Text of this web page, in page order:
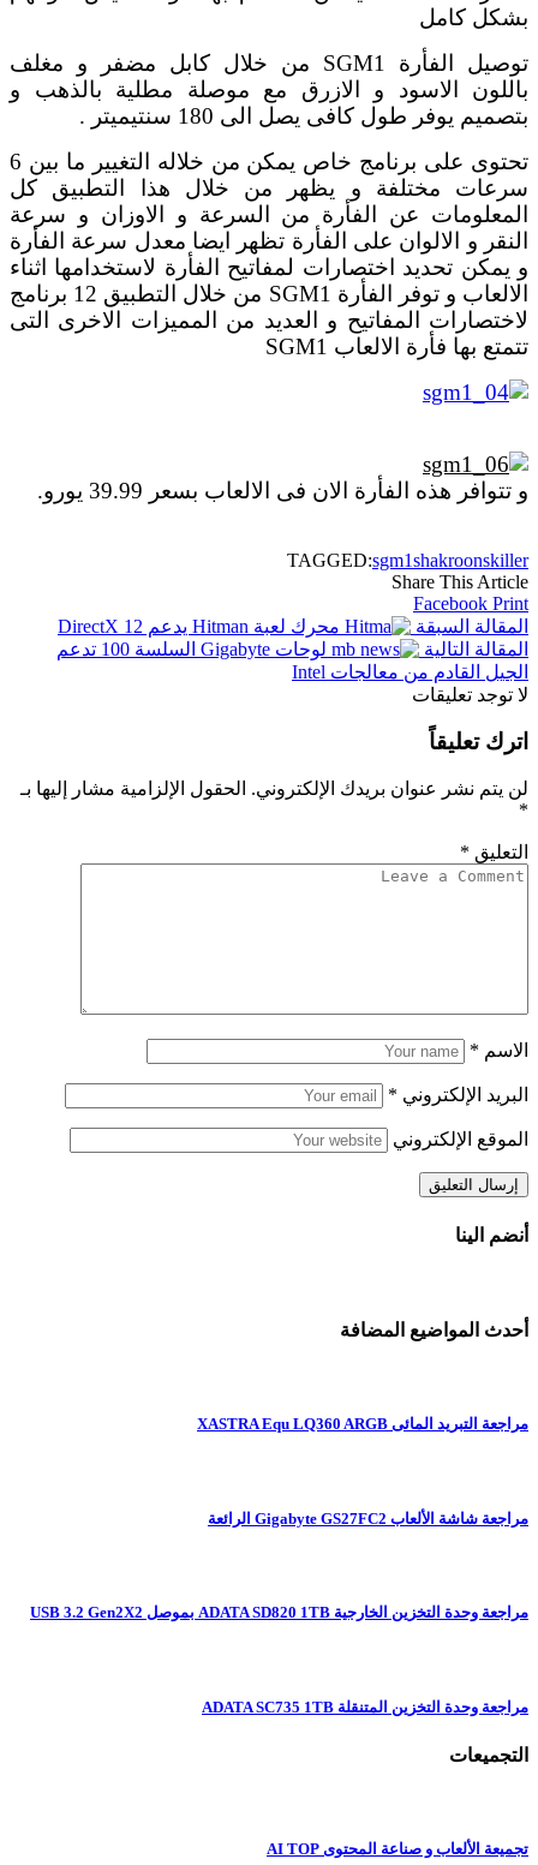
بشكل كامل
توصيل الفأرة SGM1 من خلال كابل مضفر و مغلف
باللون الاسود و الازرق مع موصلة مطلية بالذهب و
بتصميم يوفر طول كافى يصل الى 180 سنتيميتر .
تحتوى على برنامج خاص يمكن من خلاله التغيير ما بين 6
سرعات مختلفة و يظهر من خلال هذا التطبيق كل
المعلومات عن الفأرة من السرعة و الاوزان و سرعة
النقر و الالوان على الفأرة تظهر ايضا معدل سرعة الفأرة
و يمكن تحديد اختصارات لمفاتيح الفأرة لاستخدامها اثناء
الالعاب و توفر الفأرة SGM1 من خلال التطبيق 12 برنامج
لاختصارات المفاتيح و العديد من المميزات الاخرى التى
تتمتع بها فأرة الالعاب SGM1
و تتوافر هذه الفأرة الان فى الالعاب بسعر 39.99 يورو.
TAGGED:sgm1shakroonskiller
Share This Article
Facebook Print
المقالة السبقة
محرك لعبة Hitman يدعم DirectX 12
المقالة التالية
لوحات Gigabyte السلسة 100 تدعم
الجيل القادم من معالجات Intel
لا توجد تعليقات
اترك تعليقاً
لن يتم نشر عنوان بريدك الإلكتروني. الحقول الإلزامية مشار إليها بـ
*
التعليق *
الاسم *
البريد الإلكتروني *
الموقع الإلكتروني
أنضم الينا
أحدث المواضيع المضافة
مراجعة التبريد المائى XASTRA Equ LQ360 ARGB
مراجعة شاشة الألعاب Gigabyte GS27FC2 الرائعة
مراجعة وحدة التخزين الخارجية ADATA SD820 1TB بموصل USB 3.2 Gen2X2
مراجعة وحدة التخزين المتنقلة ADATA SC735 1TB
التجميعات
تجميعة الألعاب و صناعة المحتوى AI TOP